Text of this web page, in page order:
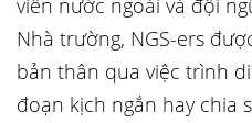
viên nước ngoài và đội
Nhà trường, NGS-ers
bản thân qua việc trình
đoạn kịch ngắn hay chia